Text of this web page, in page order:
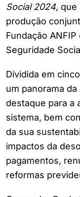
Social 2024, que
produção
Fundação
Seguridade
Dividida em
um panorama
destaque para a
sistema, bem
da sua
impactos da
pagamentos,
reformas